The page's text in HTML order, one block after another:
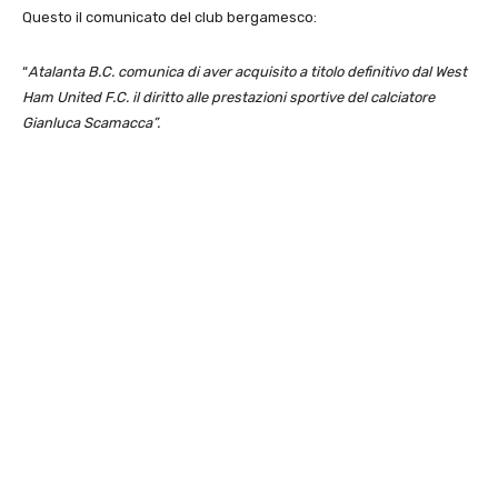
Questo il comunicato del club bergamesco:
“Atalanta B.C. comunica di aver acquisito a titolo definitivo dal West
Ham United F.C. il diritto alle prestazioni sportive del calciatore
Gianluca Scamacca”.